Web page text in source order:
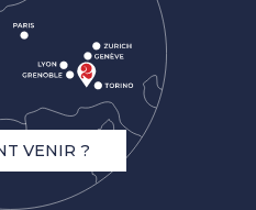
VENIR ?